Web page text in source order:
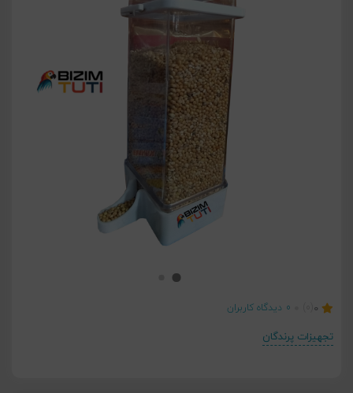
0
0 دیدگاه کاربران
تجهیزات پرندگان